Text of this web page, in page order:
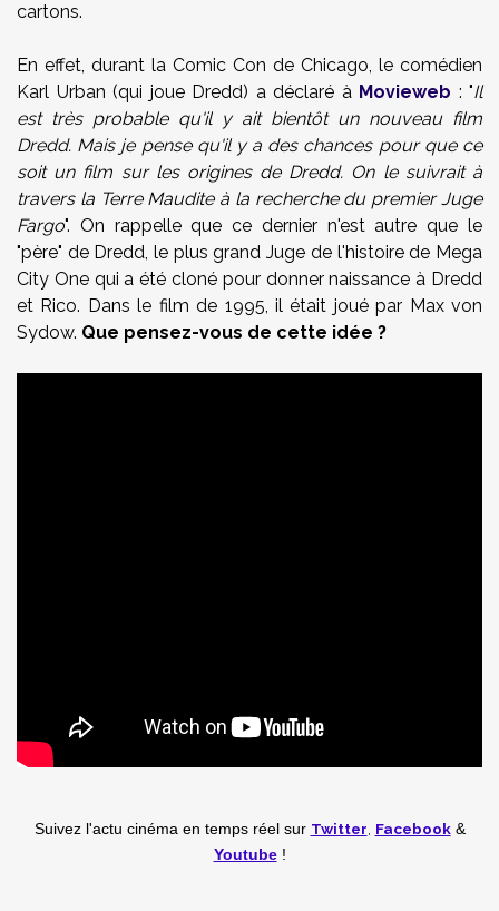
cartons.
En effet, durant la Comic Con de Chicago, le comédien
Karl Urban (qui joue Dredd) a déclaré à Movieweb : "Il
est très probable qu'il y ait bientôt un nouveau film
Dredd. Mais je pense qu'il y a des chances pour que ce
soit un film sur les origines de Dredd. On le suivrait à
travers la Terre Maudite à la recherche du premier Juge
Fargo". On rappelle que ce dernier n'est autre que le
"père" de Dredd, le plus grand Juge de l'histoire de Mega
City One qui a été cloné pour donner naissance à Dredd
et Rico. Dans le film de 1995, il était joué par Max von
Sydow. Que pensez-vous de cette idée ?
Suivez l'actu cinéma en temps réel sur Twitter Facebook&
Youtube!